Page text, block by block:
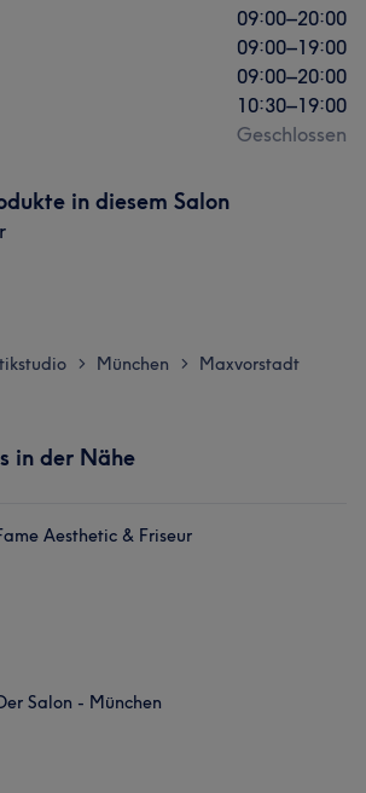
09:00–20:00
09:00–19:00
09:00–20:00
10:30–19:00
Geschlossen
in diesem Salon
> München > Maxvorstadt
in der Nähe
Aesthetic & Friseur
Salon - München